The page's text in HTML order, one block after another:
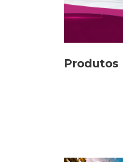
Produtos